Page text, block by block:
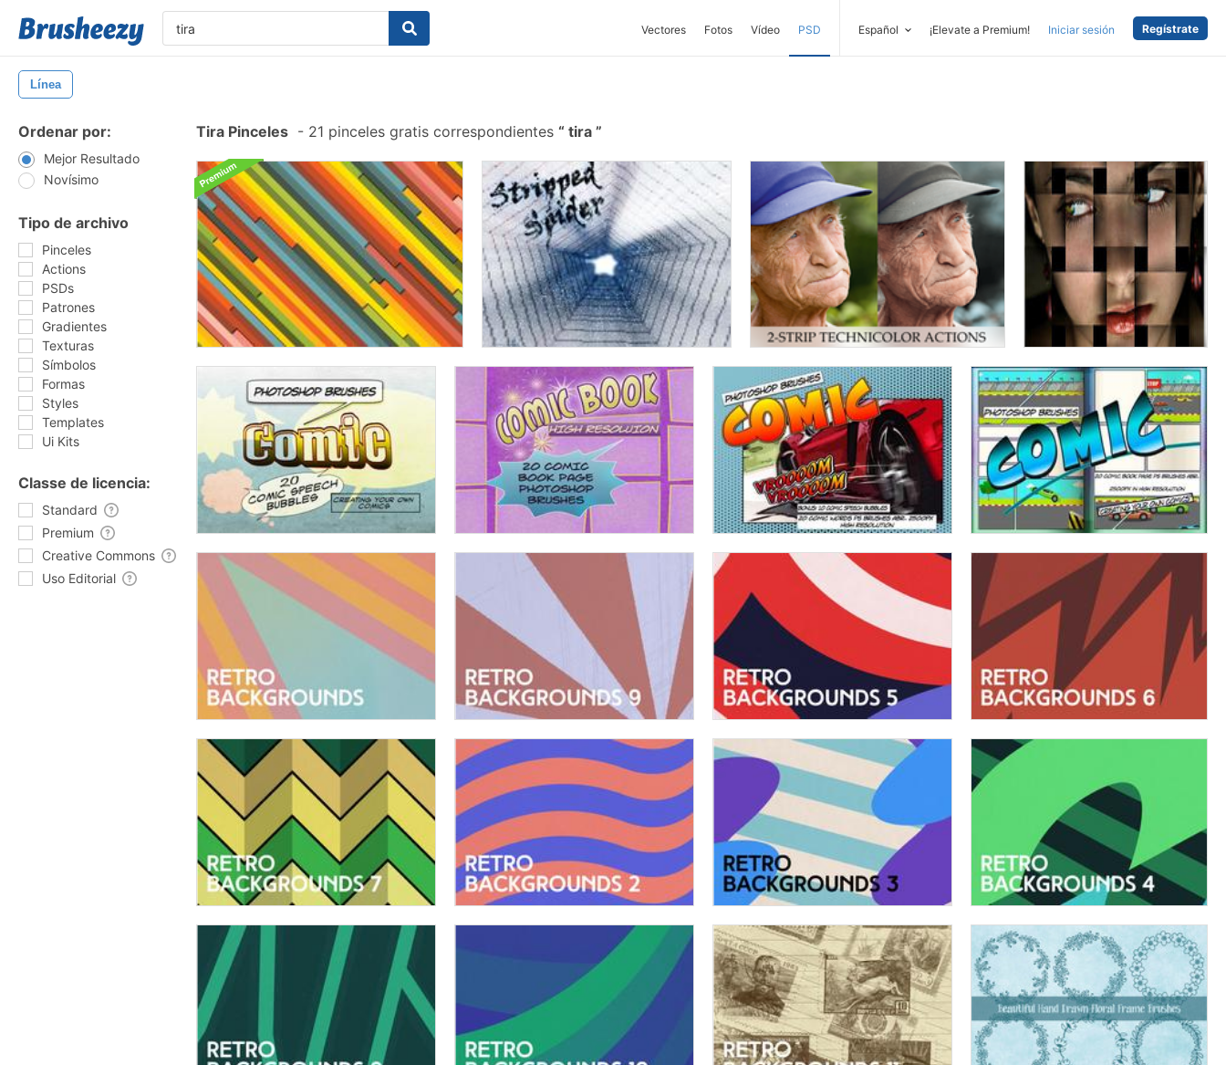
Vectores Fotos Vídeo PSD Español ¡Elevate a Premium! Iniciar sesión Regístrate
Línea
Ordenar por:
Mejor Resultado
Novísimo
Tipo de archivo
Pinceles
Actions
PSDs
Patrones
Gradientes
Texturas
Símbolos
Formas
Styles
Templates
Ui Kits
Classe de licencia:
Standard
Premium
Creative Commons
Uso Editorial
Tira Pinceles - 21 pinceles gratis correspondientes tira